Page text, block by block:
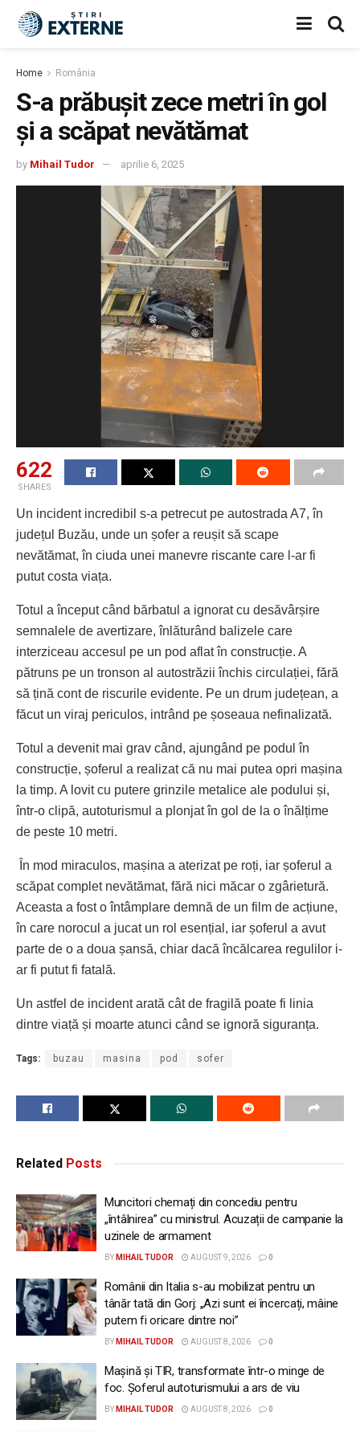
Home România
S-a prăbușit zece metri în gol
și a scăpat nevătămat
by Mihail Tudor aprilie 6, 2025
622
SHARES
Un incident incredibil s-a petrecut pe autostrada A7, în
județul Buzău, unde un șofer a reușit să scape
nevătămat, în ciuda unei manevre riscante care l-ar fi
putut costa viața.
Totul a început când bărbatul a ignorat cu desăvârșire
semnalele de avertizare, înlăturând balizele care
interziceau accesul pe un pod aflat în construcție. A
pătruns pe un tronson al autostrăzii închis circulației, fără
să țină cont de riscurile evidente. Pe un drum județean, a
făcut un viraj periculos, intrând pe șoseaua nefinalizată.
Totul a devenit mai grav când, ajungând pe podul în
construcție, șoferul a realizat că nu mai putea opri mașina
la timp. A lovit cu putere grinzile metalice ale podului și,
într-o clipă, autoturismul a plonjat în gol de la o înălțime
de peste 10 metri.
În mod miraculos, mașina a aterizat pe roți, iar șoferul a
scăpat complet nevătămat, fără nici măcar o zgârietură.
Aceasta a fost o întâmplare demnă de un film de acțiune,
în care norocul a jucat un rol esențial, iar șoferul a avut
parte de o a doua șansă, chiar dacă încălcarea regulilor i-
ar fi putut fi fatală.
Un astfel de incident arată cât de fragilă poate fi linia
dintre viață și moarte atunci când se ignoră siguranța.
Tags: buzau masina pod sofer
Related Posts
Muncitori chemați din concediu pentru
„întâlnirea” cu ministrul. Acuzații de campanie la
uzinele de armament
BY MIHAIL TUDOR AUGUST 9, 2026 0
Românii din Italia s-au mobilizat pentru un
tânăr tată din Gorj: „Azi sunt ei încercați, mâine
putem fi oricare dintre noi”
BY MIHAIL TUDOR AUGUST 8, 2026 0
Mașină și TIR, transformate într-o minge de
foc. Șoferul autoturismului a ars de viu
BY MIHAIL TUDOR AUGUST 8, 2026 0